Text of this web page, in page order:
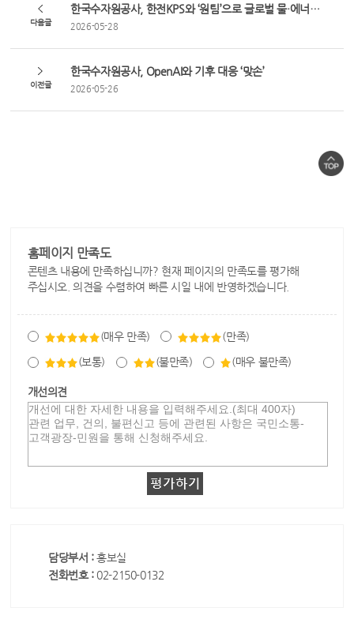
다음글
한국수자원공사, 한전KPS와 ‘원팀’으로 글로벌 물·에너지 시장 공략
2026-05-28
이전글
한국수자원공사, OpenAI와 기후 대응 ‘맞손’
2026-05-26
홈페이지 만족도
콘텐츠 내용에 만족하십니까? 현재 페이지의 만족도를 평가해
주십시오. 의견을 수렴하여 빠른 시일 내에 반영하겠습니다.
(매우 만족) (만족)
(보통) (불만족) (매우 불만족)
개선의견
담당부서 :홍보실
전화번호 : 02-2150-0132